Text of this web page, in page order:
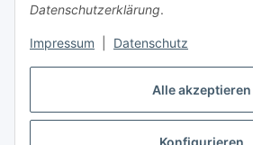
Alle akzeptieren
Datenschutzerklärung.
Impressum Datenschutz
16:00 – 19:00 Uhr